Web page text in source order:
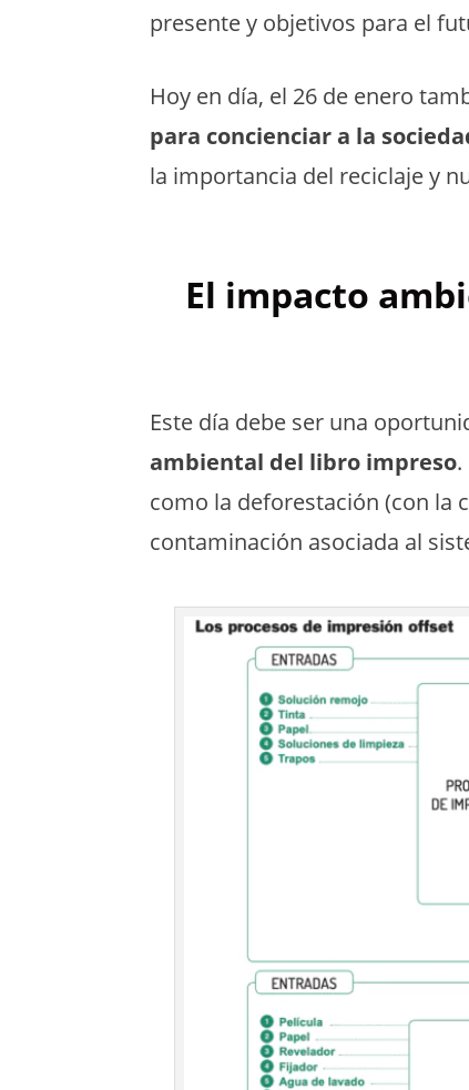
presente y objetivos para el
Hoy en día, el 26 de enero
para concienciar a la
la importancia del reciclaje y
El impacto
Este día debe ser una
ambiental del libro impreso
como la deforestación (con la
contaminación asociada al